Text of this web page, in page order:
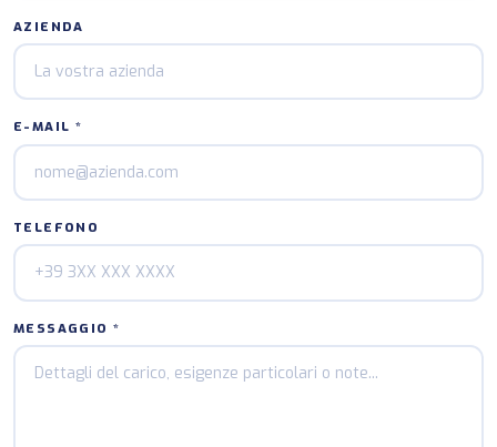
AZIENDA
E-MAIL *
TELEFONO
MESSAGGIO *